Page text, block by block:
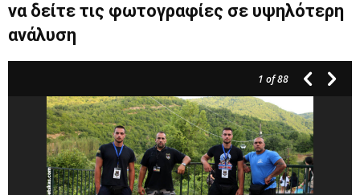
να δείτε τις φωτογραφίες σε υψηλότερη
ανάλυση
1 of 88